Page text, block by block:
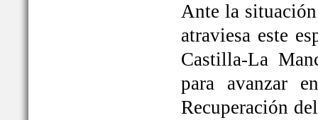
Ante la
atraviesa este
Castilla-La
para avanzar
Recuperación